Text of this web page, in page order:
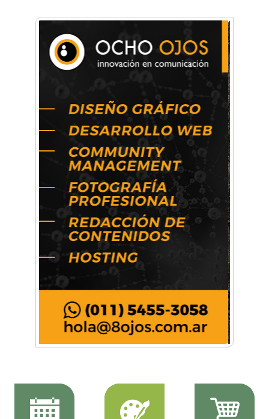
La primera vez que Eva Perón voló en avión lo
hizo desde Morón
Mariana Croce: "Hoy las empresas necesitan
Música, teatro, yoga, danza y mucho más:
Conocé todos los talleres para aprender y
disfrutar en la Zona Oeste